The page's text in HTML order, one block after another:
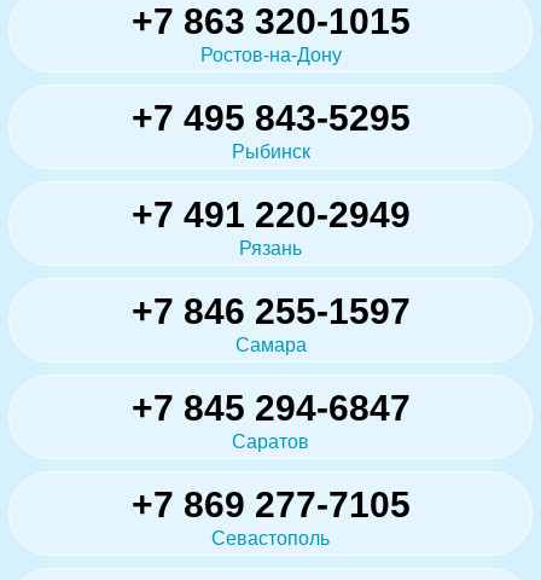
+7 863 320-1015
Ростов-на-Дону
+7 495 843-5295
Рыбинск
+7 491 220-2949
Рязань
+7 846 255-1597
Самара
+7 845 294-6847
Саратов
+7 869 277-7105
Севастополь